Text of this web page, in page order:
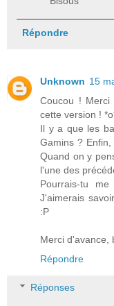
Répondre
Unknown 15
Coucou !
cette version !
Il y a que les
Gamins ?
Quand on y
l'une des
Pourrais-tu
J'aimerais
:P
Merci d'avance,
Répondre
Réponses